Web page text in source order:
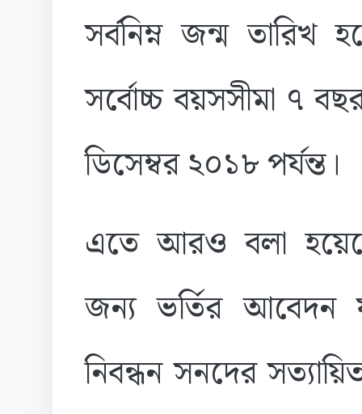
সর্বনিম্ন জন্ম তারিখ
সর্বোচ্চ বয়সসীমা ৭
ডিসেম্বর ২০১৮ পর্যন্ত।
এতে আরও বলা হয়েছে,
জন্য ভর্তির আবেদন
নিবন্ধন সনদের